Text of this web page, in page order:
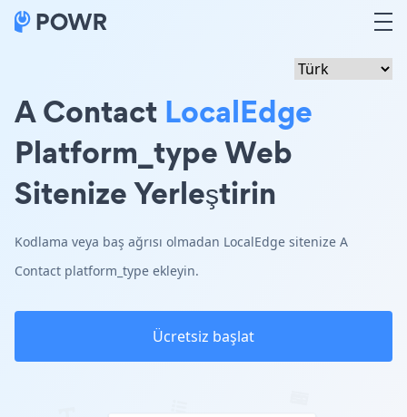
A Contact LocalEdge
Platform_type Web
Sitenize Yerleştirin
Kodlama veya baş ağrısı olmadan LocalEdge sitenize A
Contact platform_type ekleyin.
Ücretsiz başlat